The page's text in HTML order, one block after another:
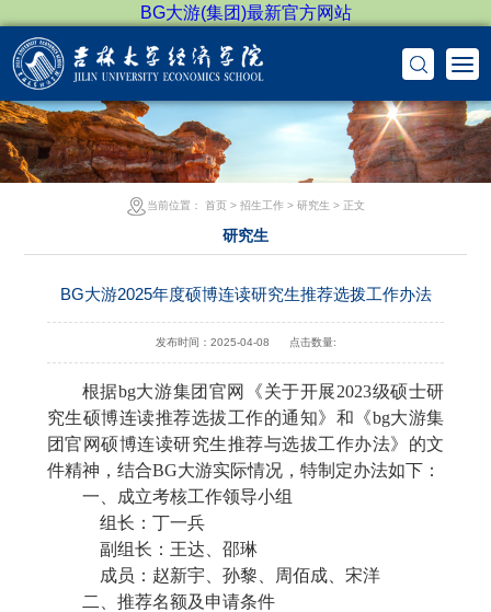
BG大游(集团)最新官方网站
当前位置： 首页> 招生工作> 研究生 > 正文
研究生
BG大游2025年度硕博连读研究生推荐选拨工作办法
发布时间：2025-04-08 点击数量:
根据bg大游集团官网《关于开展2023级硕士研
究生硕博连读推荐选拔工作的通知》和《bg大游集
团官网硕博连读研究生推荐与选拔工作办法》的文
件精神，结合BG大游实际情况，特制定办法如下：
一、成立考核工作领导小组
组长：丁一兵
副组长：王达、邵琳
成员：赵新宇、孙黎、周佰成、宋洋
二、推荐名额及申请条件